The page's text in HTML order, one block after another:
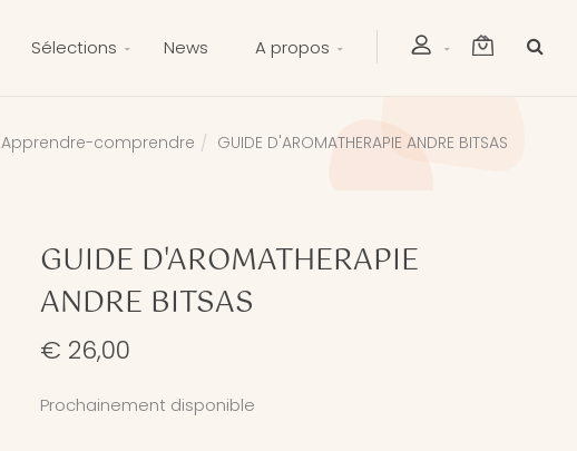
Sélections News A propos
Apprendre-comprendre GUIDE D'AROMATHERAPIE ANDRE BITSAS
GUIDE D'AROMATHERAPIE
ANDRE BITSAS
€ 26,00
Prochainement disponible